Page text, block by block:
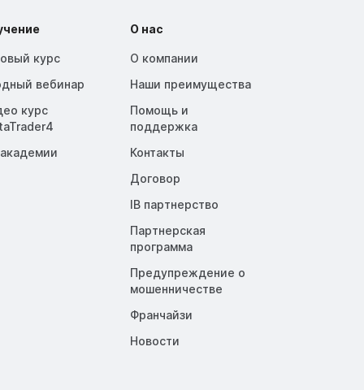
курс
вебинар
курс
О нас
О компании
Наши преимущества
Помощь и
поддержка
Контакты
Договор
IB партнерство
Партнерская
программа
Предупреждение о
мошенничестве
Франчайзи
Новости